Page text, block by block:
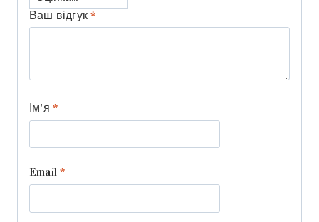
Ваш відгук*
Ім'я *
Email*